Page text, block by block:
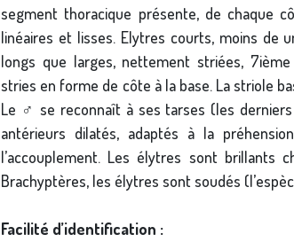
segment thoracique présente, de chaque
linéaires et lisses. Elytres courts, moins de
longs que larges, nettement striées,
stries en forme de côte à la base. La striole
Le ♂ se reconnaît à ses tarses (les
antérieurs dilatés, adaptés à la
l’accouplement. Les élytres sont brillants
Brachyptères, les élytres sont soudés
Facilité d’identification :